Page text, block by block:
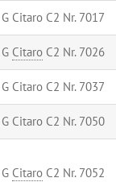
Citaro C2 Nr. 7017
Citaro C2 Nr. 7026
Citaro C2 Nr. 7037
Citaro C2 Nr. 7050
Citaro C2 Nr. 7052